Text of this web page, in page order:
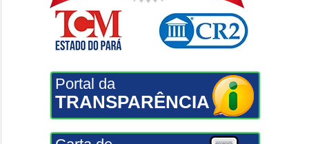
Portal da
TRANSPARÊNCIA